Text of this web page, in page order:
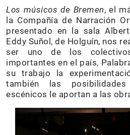
Los músicos de Bremen, el
la Compañía de Narración
presentado en la sala
Eddy Suñol, de Holguín, nos
ser uno de los
importantes en el país,
su trabajo la
también las
escénicos le aportan a las